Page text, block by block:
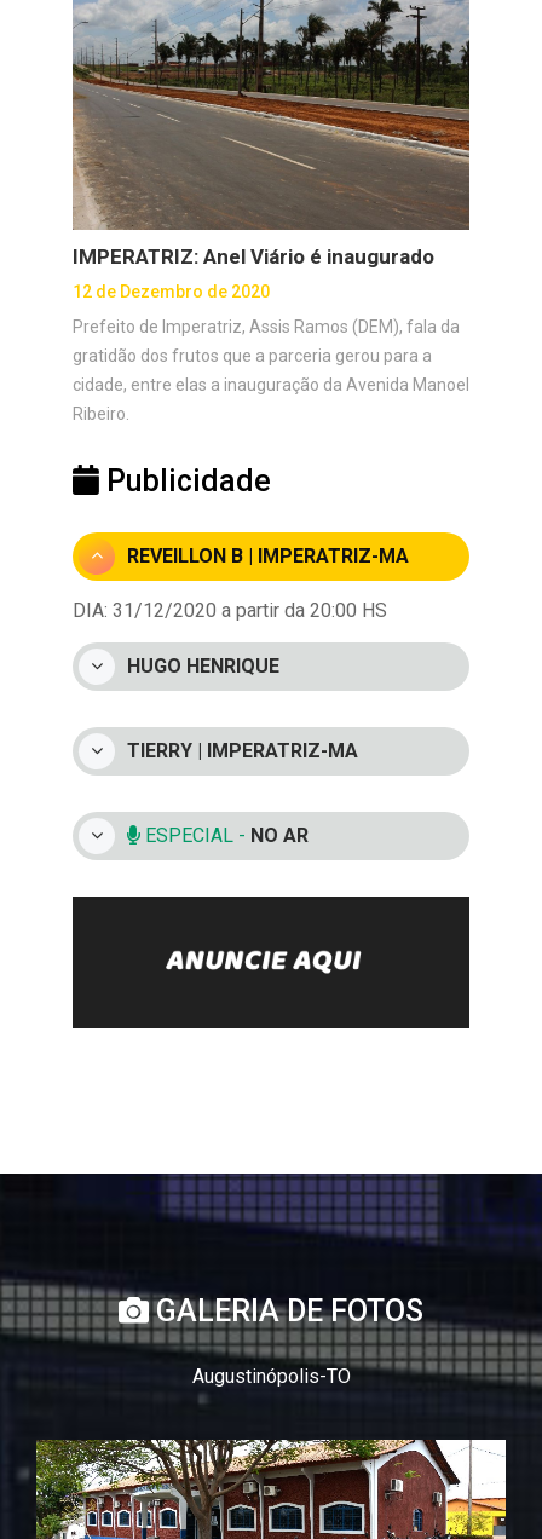
IMPERATRIZ: Anel Viário é inaugurado
12 de Dezembro de 2020
Prefeito de Imperatriz, Assis Ramos (DEM), fala da
gratidão dos frutos que a parceria gerou para a
cidade, entre elas a inauguração da Avenida Manoel
Ribeiro.
Publicidade
REVEILLON B | IMPERATRIZ-MA
DIA: 31/12/2020 a partir da 20:00 HS
HUGO HENRIQUE
TIERRY | IMPERATRIZ-MA
ESPECIAL - NO AR
GALERIA DE FOTOS
Augustinópolis-TO